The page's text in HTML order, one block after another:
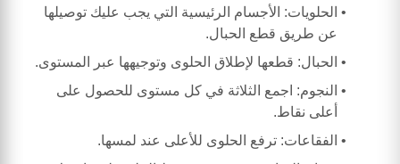
الحلويات: الأجسام الرئيسية التي يجب عليك توصيلها
عن طريق قطع الحبال.
الحبال: قطعها لإطلاق الحلوى وتوجيهها عبر المستوى.
النجوم: اجمع الثلاثة في كل مستوى للحصول على
أعلى نقاط.
الفقاعات: ترفع الحلوى للأعلى عند لمسها.